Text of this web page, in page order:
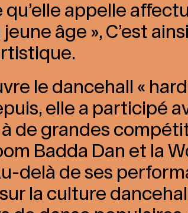
appelle
âge », C’est
le dancehall «
elle a participé
de grandes
Badda Dan et la
delà de ses
la culture